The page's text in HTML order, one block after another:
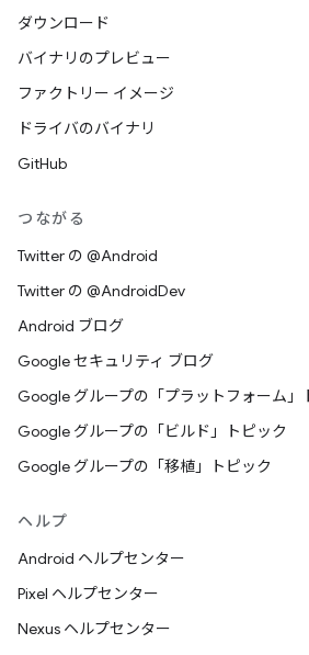
ダウンロード
バイナリのプレビュー
ファクトリー イメージ
ドライバのバイナリ
GitHub
つながる
Twitter の @Android
Twitter の @AndroidDev
Android ブログ
Google セキュリティ ブログ
Google グループの「プラットフォーム」
Google グループの「ビルド」トピック
Google グループの「移植」トピック
ヘルプ
Android ヘルプセンター
Pixel ヘルプセンター
Nexus ヘルプセンター